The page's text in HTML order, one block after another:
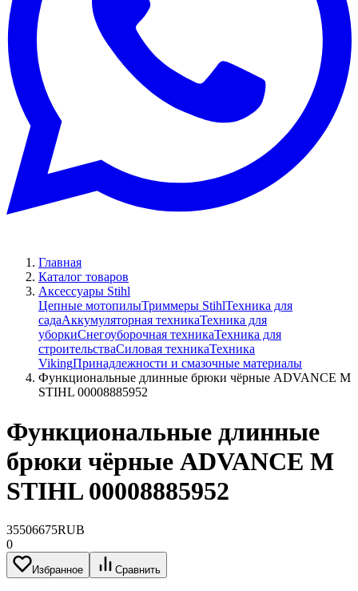
Главная
Каталог товаров
Аксессуары Stihl
Цепные мотопилыТриммеры StihlТехника для
садаАккумуляторная техникаТехника для
уборкиСнегоуборочная техникаТехника для
строительстваСиловая техникаТехника
VikingПринадлежности и смазочные материалы
Функциональные длинные брюки чёрные ADVANCE M
STIHL 00008885952
Функциональные длинные
брюки чёрные ADVANCE M
STIHL 00008885952
35506675RUB
0
Избранное Сравнить